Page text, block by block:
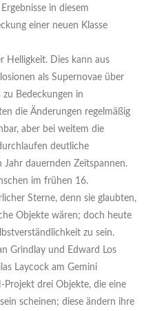
in diesem
einer neuen Klasse
Helligkeit. Dies kann aus
als Supernovae über
Bedeckungen in
die Änderungen regelmäßig
aber bei weitem die
deutliche
Jahr dauernden Zeitspannen.
im frühen 16.
Sterne, denn sie glaubten,
Objekte wären; doch heute
zu sein.
Grindlay und Edward Los
Laycock am Gemini
drei Objekte, die eine
scheinen; diese ändern ihre